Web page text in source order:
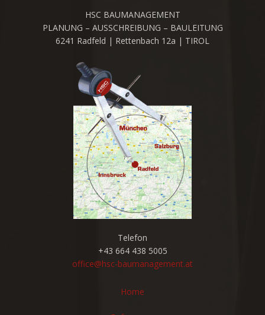
HSC BAUMANAGEMENT
PLANUNG – AUSSCHREIBUNG – BAULEITUNG
6241 Radfeld | Rettenbach 12a | TIROL
Telefon
+43 664 438 5005
office@hsc-baumanagement.at
Home